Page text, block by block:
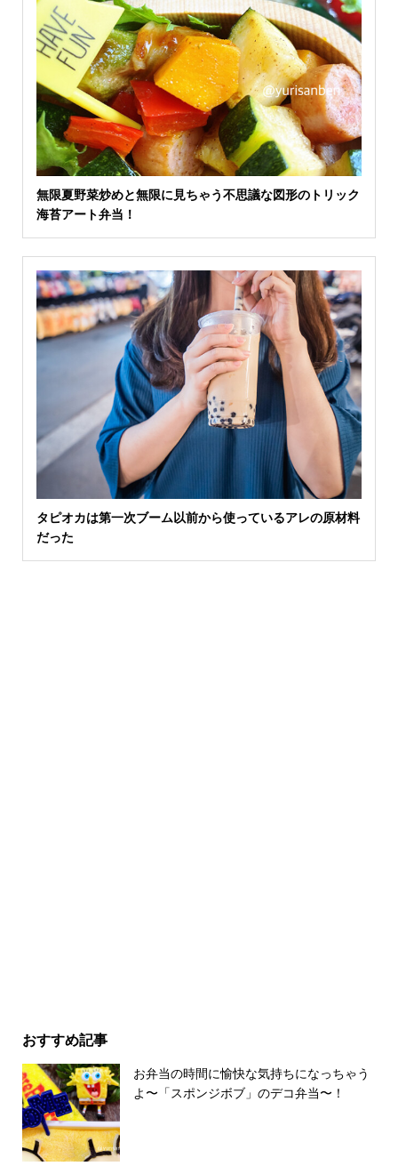
無限夏野菜炒めと無限に見ちゃう不思議な図形のトリック
海苔アート弁当！
タピオカは第一次ブーム以前から使っているアレの原材料
だった
おすすめ記事
お弁当の時間に愉快な気持ちになっちゃう
よ〜「スポンジボブ」のデコ弁当〜！